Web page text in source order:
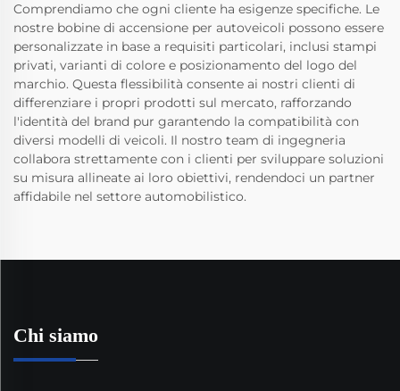
Comprendiamo che ogni cliente ha esigenze specifiche. Le
nostre bobine di accensione per autoveicoli possono essere
personalizzate in base a requisiti particolari, inclusi stampi
privati, varianti di colore e posizionamento del logo del
marchio. Questa flessibilità consente ai nostri clienti di
differenziare i propri prodotti sul mercato, rafforzando
l'identità del brand pur garantendo la compatibilità con
diversi modelli di veicoli. Il nostro team di ingegneria
collabora strettamente con i clienti per sviluppare soluzioni
su misura allineate ai loro obiettivi, rendendoci un partner
affidabile nel settore automobilistico.
Chi siamo